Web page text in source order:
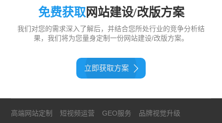
免费获取网站建设/改版方案
我们对您的需求深入了解后，并结合您所处行业的竞争分析结
果，我们将为您量身定制一份网站建设/改版方案。
立即获取方案
高端网站定制 短视频运营 GEO服务 品牌视觉升级